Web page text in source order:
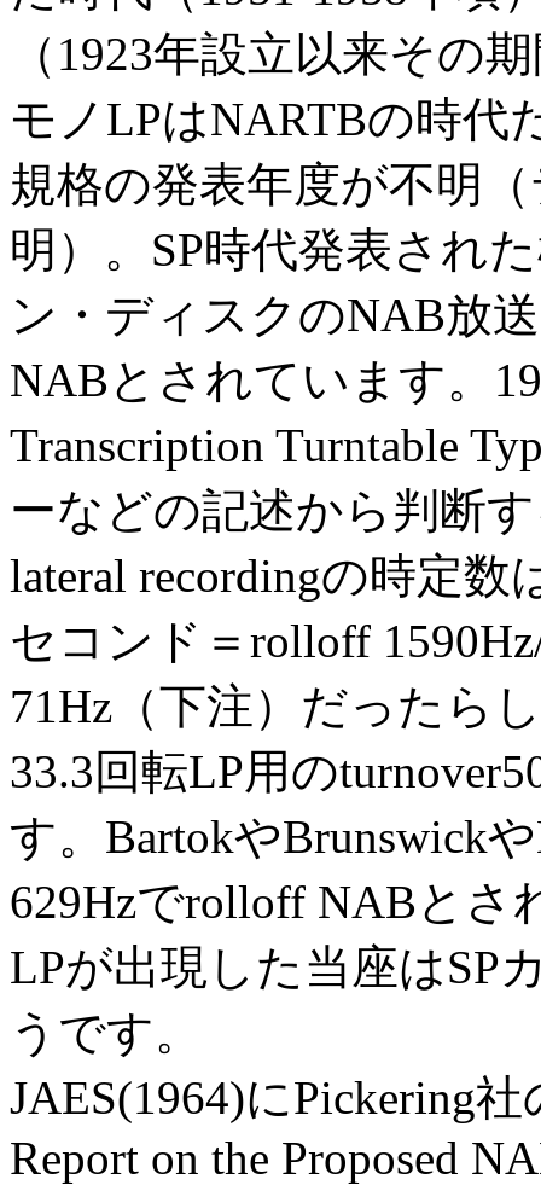
（1923年設立以来その
モノLPはNARTBの時代
規格の発表年度が不明
明）。SP時代発表され
ン・ディスクのNAB放
NABとされています。
Transcription Turntable
ーなどの記述から判断
lateral recordingの時定数
セコンド＝rolloff
71Hz（下注）だったら
33.3回転LP用の
す。BartokやBrunswick
629Hzでrolloff NABとさ
LPが出現した当座はSP
うです。
JAES(1964)にPickering
Report on the Proposed